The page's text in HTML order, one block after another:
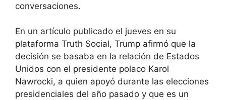
conversaciones.
En un artículo publicado el jueves en su
plataforma Truth Social, Trump afirmó que la
decisión se basaba en la relación de Estados
Unidos con el presidente polaco Karol
Nawrocki, a quien apoyó durante las elecciones
presidenciales del año pasado y que es un